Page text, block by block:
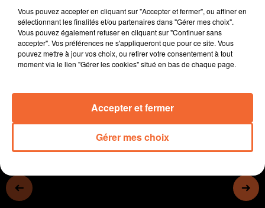
Mauléon en stand-by.
- A Nueil-les-Aubiers, pour le Val de Scie, il faudra se
montrer patient (2027) mais des perspectives existent.
- La grande famille du Théatre du Bocage réunie cette
fin de semaine à Bressuire pour fêter ses 60 ans
0:00 15 min 6 sec
Vous pouvez accepter en cliquant sur "Accepter et fermer", ou affiner en
sélectionnant les finalités et/ou partenaires dans "Gérer mes choix".
Vous pouvez également refuser en cliquant sur "Continuer sans
accepter". Vos préférences ne s'appliqueront que pour ce site. Vous
pouvez mettre à jour vos choix, ou retirer votre consentement à tout
moment via le lien "Gérer les cookies" situé en bas de chaque page.
Gérer mes choix
Accepter et fermer